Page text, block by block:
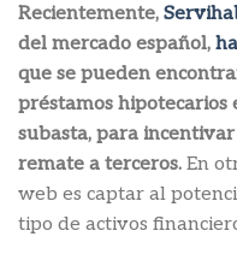
Recientemente,
del mercado español,
que se pueden
préstamos hipotecarios
subasta, para
remate a terceros. En
web es captar al
tipo de activos